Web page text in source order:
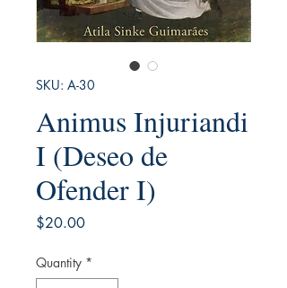
SKU: A-30
Animus Injuriandi
I (Deseo de
Ofender I)
$20.00Price
Quantity *